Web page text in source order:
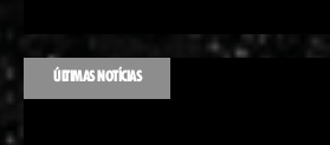
ÚLTIMAS NOTÍCIAS